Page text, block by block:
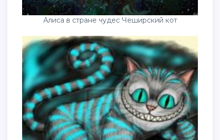
Алиса в стране чудес Чеширский кот